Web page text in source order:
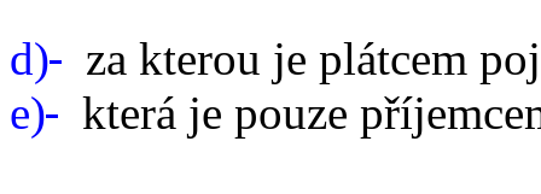
d)
za kterou je plátcem
e)
která je pouze